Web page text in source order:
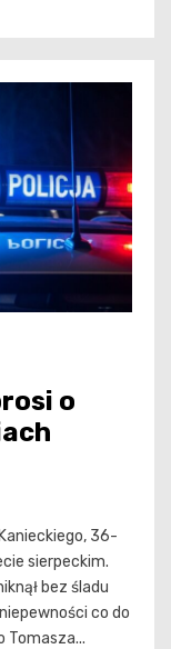
o
36-
sierpeckim.
bez śladu
co do
Tomasza...